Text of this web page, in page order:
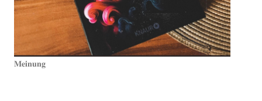
𝐌𝐞𝐢𝐧𝐮𝐧𝐠